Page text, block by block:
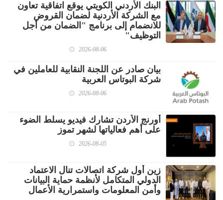
البنك الأردني الكويتي يوقع اتفاقية تعاون
مع الشركة الأردنية لضمان القروض
للانضمام إلى برنامج "الضمان من أجل
التوظيف"
2026-08-06
بيان صادر عن اللجنة النقابية للعاملين في
شركة البوتاس العربية
2026-08-06
أورنج الأردن تشارك فيديو يسلط الضوء
على أهم فعالياتها لشهر تموز
2026-08-05
زين أول شركة اتصالات تنال الاعتماد
الدولي المتكامل لأنظمة حماية البيانات
وأمن المعلومات واستمرارية الأعمال